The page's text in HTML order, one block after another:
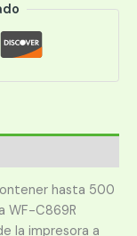
hasta 500
WF-C869R
la impresora a